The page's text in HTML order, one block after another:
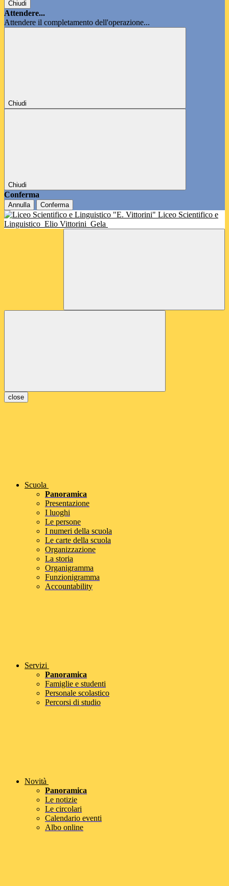
Chiudi
Attendere...
Attendere il completamento dell'operazione...
Chiudi
Chiudi
Conferma
Annulla Conferma
Liceo Scientifico e
Linguistico Elio Vittorini Gela
close
Scuola
Panoramica
Presentazione
I luoghi
Le persone
I numeri della scuola
Le carte della scuola
Organizzazione
La storia
Organigramma
Funzionigramma
Accountability
Servizi
Panoramica
Famiglie e studenti
Personale scolastico
Percorsi di studio
Novità
Panoramica
Le notizie
Le circolari
Calendario eventi
Albo online